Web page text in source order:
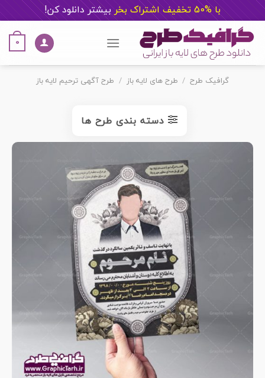
با %50 تخفیف اشتراک بخر بیشتر دانلود کن!
content
0
گرافیک طرح / طرح های لایه باز / طرح آگهی ترحیم لایه باز
دسته بندی طرح ها